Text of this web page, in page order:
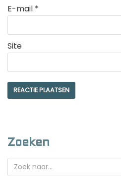
E-mail *
Site
Zoeken